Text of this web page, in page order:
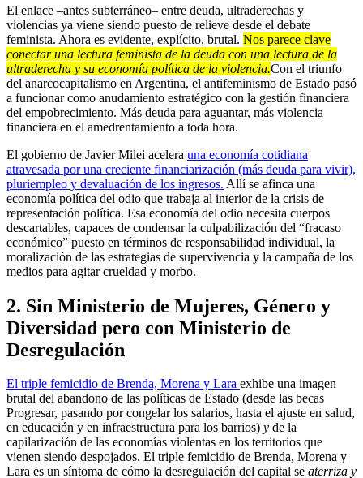
El enlace –antes subterráneo– entre deuda, ultraderechas y
violencias ya viene siendo puesto de relieve desde el debate
feminista. Ahora es evidente, explícito, brutal. Nos parece clave
conectar una lectura feminista de la deuda con una lectura de la
ultraderecha y su economía política de la violencia.Con el triunfo
del anarcocapitalismo en Argentina, el antifeminismo de Estado pasó
a funcionar como anudamiento estratégico con la gestión financiera
del empobrecimiento. Más deuda para aguantar, más violencia
financiera en el amedrentamiento a toda hora.
El gobierno de Javier Milei acelera una economía cotidiana
atravesada por una creciente financiarización (más deuda para vivir),
pluriempleo y devaluación de los ingresos. Allí se afinca una
economía política del odio que trabaja al interior de la crisis de
representación política. Esa economía del odio necesita cuerpos
descartables, capaces de condensar la culpabilización del “fracaso
económico” puesto en términos de responsabilidad individual, la
moralización de las estrategias de supervivencia y la campaña de los
medios para agitar crueldad y morbo.
2. Sin Ministerio de Mujeres, Género y
Diversidad pero con Ministerio de
Desregulación
El triple femicidio de Brenda, Morena y Lara exhibe una imagen
brutal del abandono de las políticas de Estado (desde las becas
Progresar, pasando por congelar los salarios, hasta el ajuste en salud,
en educación y en infraestructura para los barrios) y de la
capilarización de las economías violentas en los territorios que
vienen siendo despojados. El triple femicidio de Brenda, Morena y
Lara es un síntoma de cómo la desregulación del capital se aterriza y